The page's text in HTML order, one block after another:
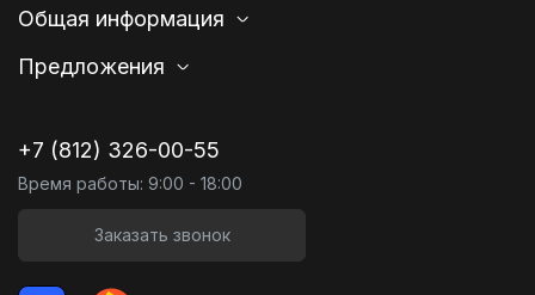
Общая информация
Предложения
+7 (812) 326-00-55
Время работы: 9:00 - 18:00
Заказать звонок